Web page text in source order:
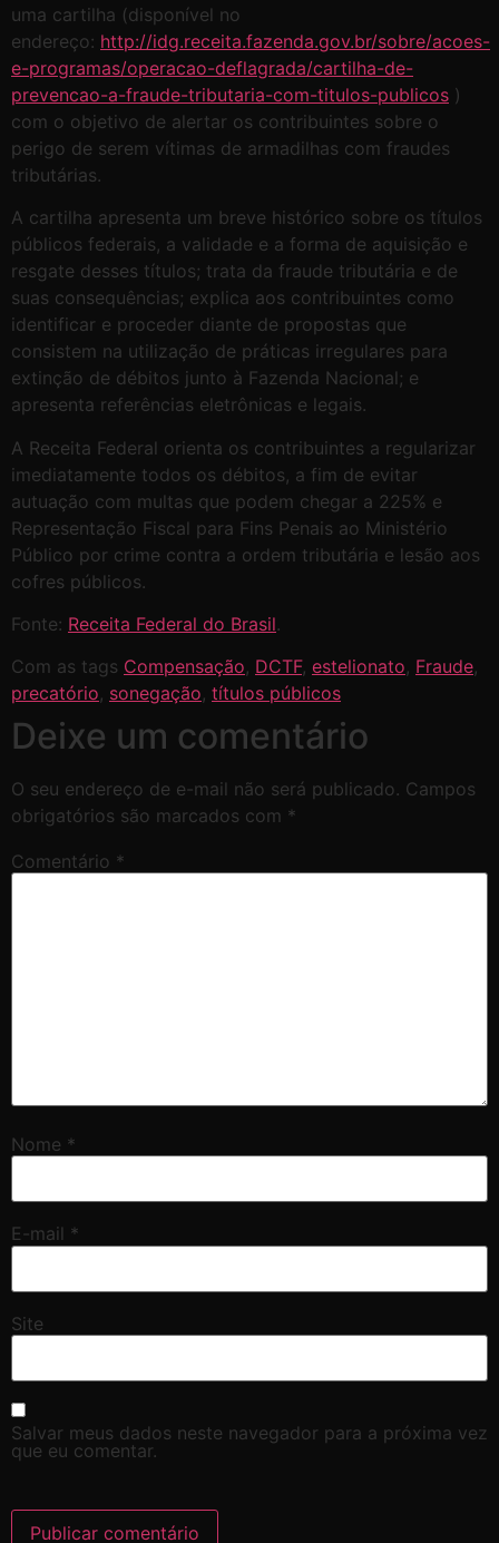
uma cartilha (disponível no
endereço: http://idg.receita.fazenda.gov.br/sobre/acoes-
e-programas/operacao-deflagrada/cartilha-de-
prevencao-a-fraude-tributaria-com-titulos-publicos )
com o objetivo de alertar os contribuintes sobre o
perigo de serem vítimas de armadilhas com fraudes
tributárias.
A cartilha apresenta um breve histórico sobre os títulos
públicos federais, a validade e a forma de aquisição e
resgate desses títulos; trata da fraude tributária e de
suas consequências; explica aos contribuintes como
identificar e proceder diante de propostas que
consistem na utilização de práticas irregulares para
extinção de débitos junto à Fazenda Nacional; e
apresenta referências eletrônicas e legais.
A Receita Federal orienta os contribuintes a regularizar
imediatamente todos os débitos, a fim de evitar
autuação com multas que podem chegar a 225% e
Representação Fiscal para Fins Penais ao Ministério
Público por crime contra a ordem tributária e lesão aos
cofres públicos.
Fonte: Receita Federal do Brasil.
Com as tags Compensação, DCTF, estelionato, Fraude,
precatório, sonegação, títulos públicos
Deixe um comentário
O seu endereço de e-mail não será publicado. Campos
obrigatórios são marcados com *
Comentário *
Nome *
E-mail *
Site
Salvar meus dados neste navegador para a próxima vez
que eu comentar.